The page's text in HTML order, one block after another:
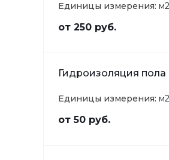
Единицы измерения: м2
от 250 руб.
Гидроизоляция
Единицы измерения: м2
от 50 руб.